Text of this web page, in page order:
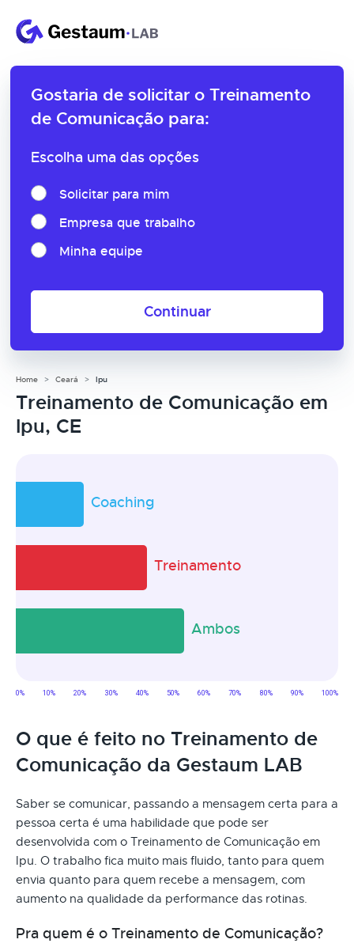
Gostaria de solicitar o Treinamento
de Comunicação para:
Escolha uma das opções
Solicitar para mim
Empresa que trabalho
Minha equipe
Continuar
Home Ceará Ipu
Treinamento de Comunicação em
Ipu, CE
O que é feito no Treinamento de
Comunicação da Gestaum LAB
Saber se comunicar, passando a mensagem certa para a
pessoa certa é uma habilidade que pode ser
desenvolvida com o Treinamento de Comunicação em
Ipu. O trabalho fica muito mais fluido, tanto para quem
envia quanto para quem recebe a mensagem, com
aumento na qualidade da performance das rotinas.
Pra quem é o Treinamento de Comunicação?